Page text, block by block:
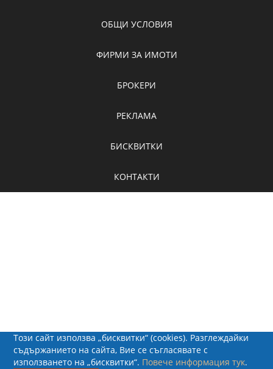
ОБЩИ УСЛОВИЯ
ФИРМИ ЗА ИМОТИ
БРОКЕРИ
РЕКЛАМА
БИСКВИТКИ
КОНТАКТИ
Този сайт използва „бисквитки“ (cookies). Разглеждайки
съдържанието на сайта, Вие се съгласявате с
използването на „бисквитки“. Повече информация тук.